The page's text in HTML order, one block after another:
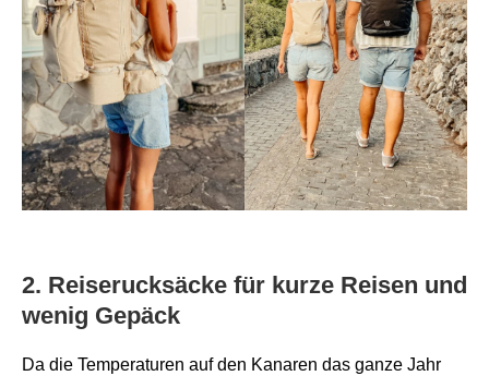
2. Reiserucksäcke für kurze Reisen und
wenig Gepäck
Da die Temperaturen auf den Kanaren das ganze Jahr